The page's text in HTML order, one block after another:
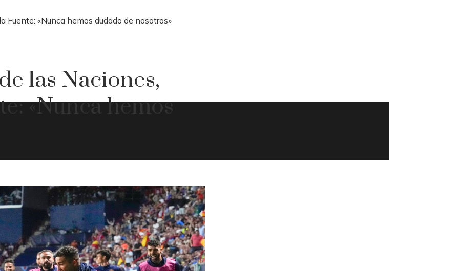
Fuente: «Nunca hemos dudado de nosotros»
las Naciones,
«Nunca hemos